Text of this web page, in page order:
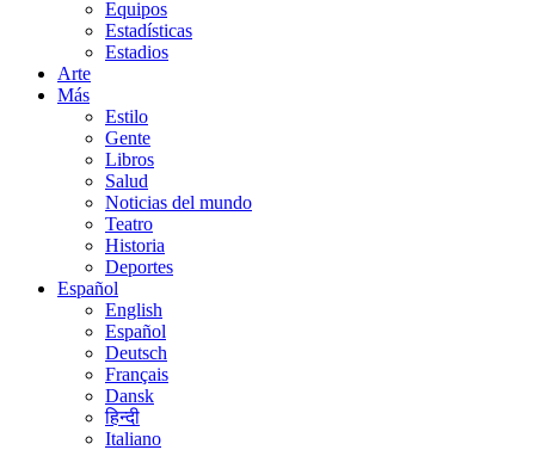
Equipos
Estadísticas
Estadios
Arte
Más
Estilo
Gente
Libros
Salud
Noticias del mundo
Teatro
Historia
Deportes
Español
English
Español
Deutsch
Français
Dansk
हिन्दी
Italiano